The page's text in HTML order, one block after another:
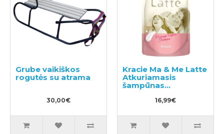
Grube vaikiškos
rogutės su atrama
30,00€
Kracie Ma & Me Latte
Atkuriamasis
šampūnas
papildymas 360ml
16,99€